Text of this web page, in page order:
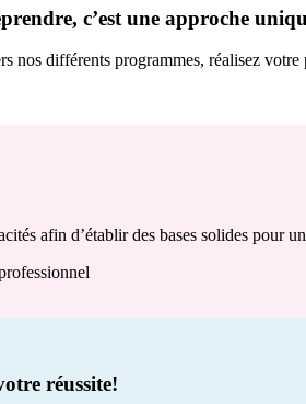
, c’est une approche
nos différents programmes, réalisez
afin d’établir des bases solides pour
réussite!